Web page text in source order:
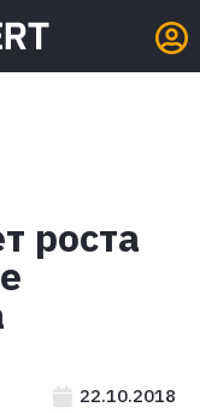
роста
22.10.2018